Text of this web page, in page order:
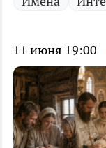
11 июня 19:00